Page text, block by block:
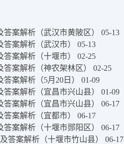
案解析（武汉市黄陂区）
05-13
案解析（武汉市）
05-13
案解析（十堰市）
02-25
案解析（神农架林区）
02-25
案解析（5月20日）
01-09
案解析（宜昌市兴山县）
01-09
案解析（宜昌市兴山县）
06-17
案解析（宜都市）
06-17
案解析（十堰市郧阳区）
06-17
答案解析（十堰市竹山县）
06-17